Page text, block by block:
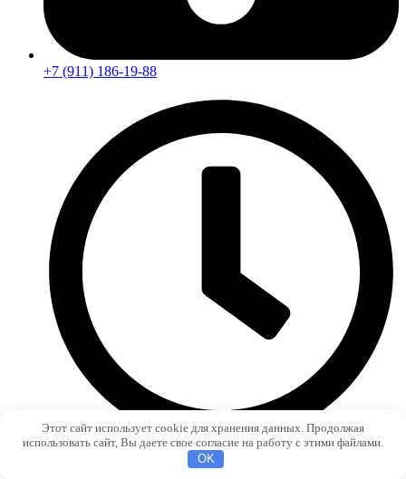
+7 (911) 186-19-88
Этот сайт использует cookie для хранения данных. Продолжая
использовать сайт, Вы даете свое согласие на работу с этими файлами.
OK